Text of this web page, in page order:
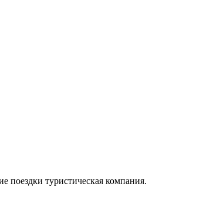
поездки туристическая компания.